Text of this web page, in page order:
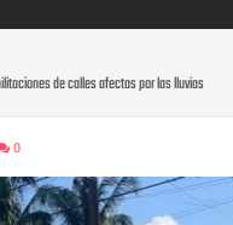
de calles afectas por las lluvias
0